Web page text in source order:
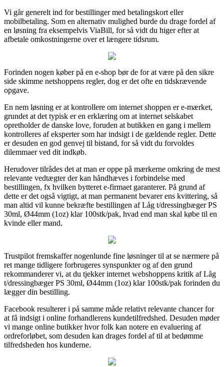
Vi går generelt ind for bestillinger med betalingskort eller
mobilbetaling. Som en alternativ mulighed burde du drage fordel af
en løsning fra eksempelvis ViaBill, for så vidt du higer efter at
afbetale omkostningerne over et længere tidsrum.
Forinden nogen køber på en e-shop bør de for at være på den sikre
side skimme netshoppens regler, dog er det ofte en tidskrævende
opgave.
En nem løsning er at kontrollere om internet shoppen er e-mærket,
grundet at det typisk er en erklæring om at internet selskabet
opretholder de danske love, foruden at butikken en gang i mellem
kontrolleres af eksperter som har indsigt i de gældende regler. Dette
er desuden en god genvej til bistand, for så vidt du forvoldes
dilemmaer ved dit indkøb.
Herudover tilrådes det at man er oppe på mærkerne omkring de mest
relevante vedtægter der kan håndhæves i forbindelse med
bestillingen, fx hvilken bytteret e-firmaet garanterer. På grund af
dette er det også vigtigt, at man permanent bevarer ens kvittering, så
man altid vil kunne bekræfte bestillingen af Låg t/dressingbæger PS
30ml, Ø44mm (1oz) klar 100stk/pak, hvad end man skal købe til en
kvinde eller mand.
Trustpilot fremskaffer nogenlunde fine løsninger til at se nærmere på
ret mange tidligere forbrugeres synspunkter og af den grund
rekommanderer vi, at du tjekker internet webshoppens kritik af Låg
t/dressingbæger PS 30ml, Ø44mm (1oz) klar 100stk/pak forinden du
lægger din bestilling.
Facebook resulterer i på samme måde relativt relevante chancer for
at få indsigt i online forhandlerens kundetilfredshed. Desuden møder
vi mange online butikker hvor folk kan notere en evaluering af
ordreforløbet, som desuden kan drages fordel af til at bedømme
tilfredsheden hos kunderne.